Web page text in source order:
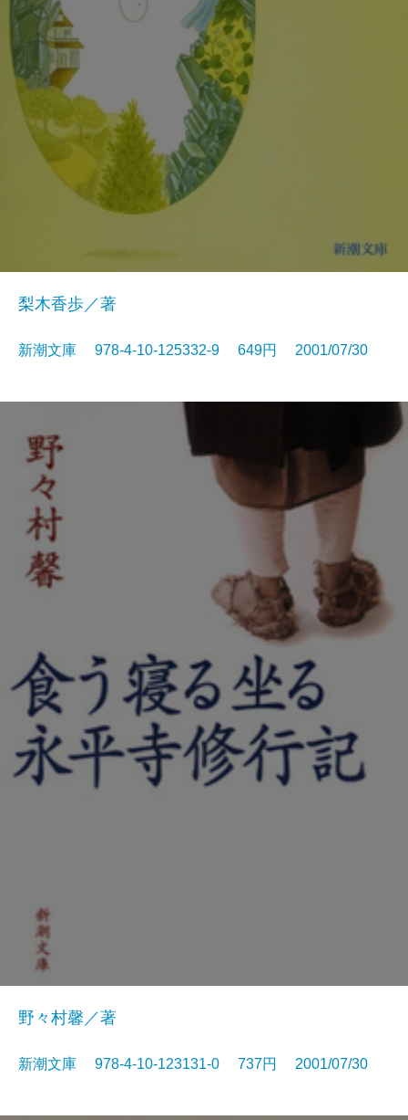
梨木香歩／著
新潮文庫 978-4-10-125332-9 649円 2001/07/30
野々村馨／著
新潮文庫 978-4-10-123131-0 737円 2001/07/30